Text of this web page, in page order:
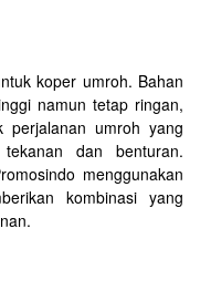
koper umroh. Bahan
namun tetap ringan,
perjalanan umroh yang
dan benturan.
menggunakan
kombinasi yang